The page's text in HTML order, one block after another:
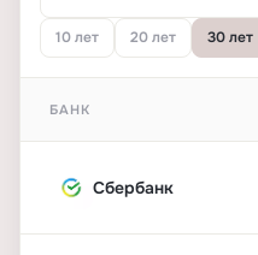
10 лет 20 лет 30 лет
БАНК
Сбербанк